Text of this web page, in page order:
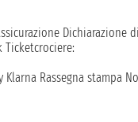
Dichiarazione
Ticketcrociere:
Klarna Rassegna stampa